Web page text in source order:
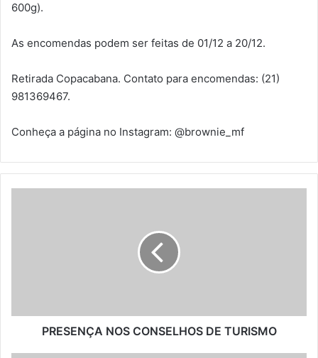
600g).
As encomendas podem ser feitas de 01/12 a 20/12.
Retirada Copacabana. Contato para encomendas: (21)
981369467.
Conheça a página no Instagram: @brownie_mf
PRESENÇA NOS CONSELHOS DE TURISMO